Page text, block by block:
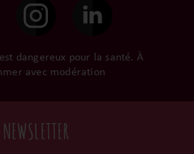
est dangereux pour la santé. À
avec modération
NEWSLETTER